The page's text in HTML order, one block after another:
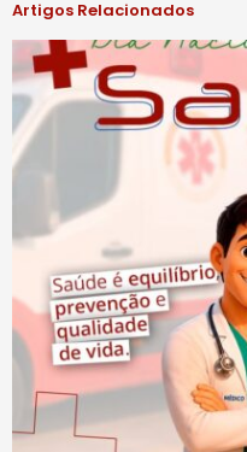
Artigos Relacionados